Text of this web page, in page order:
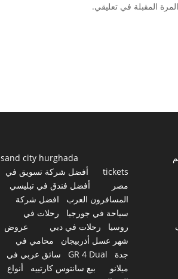
المقبلة في تعليقي.
sand city hurghada
tickets
أفضل شركة تسويق في
مصر
أفضل فندق في تبليسي
المسافرون العرب
افضل شركة
سياحة في جورجيا
رحلات في
روسيا
رحلات في دبي
عروض
شهر عسل أذربيجان
محامي في
جدة
GR 4 Dual
سائق عربي في
ميلانو
بيع سانتوس كارتييه
أنواع